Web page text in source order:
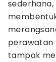
perawatan
tampak